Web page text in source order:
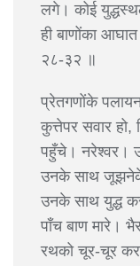
लगे। कोई
ही बाणोंका
२८-३२ ॥
प्रेतगणोंके
कुत्तेपर सवार
पहुँचे। नरेश्वर।
उनके साथ
उनके साथ युद्ध
पाँच बाण मारे।
रथको चूर-चूर कर